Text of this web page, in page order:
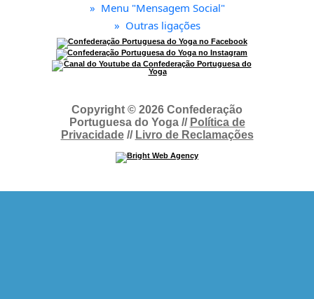
» Menu "Mensagem Social"
» Outras ligações
Copyright © 2026 Confederação
Portuguesa do Yoga // Política de
Privacidade// Livro de Reclamações